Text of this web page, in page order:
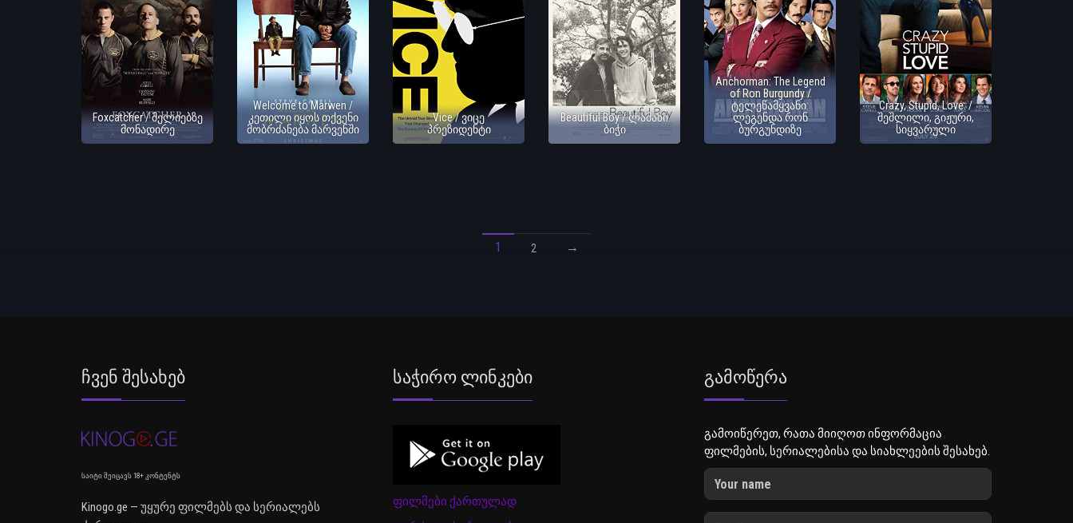
Foxcatcher / მელიებზე
მონადირე
Welcome to Marwen /
კეთილი იყოს თქვენი
მობრძანება მარვენში
Vice / ვიცე
პრეზიდენტი
Beautiful Boy / ლამაზი
ბიჭი
Anchorman: The Legend
of Ron Burgundy /
ტელეწამყვანი:
ლეგენდა რონ
ბურგუნდიზე
Crazy, Stupid, Love. /
შეშლილი, გიჟური,
სიყვარული
1 2 →
Ჩვენ Შესახებ
საიტი შეიცავს 18+ კონტენტს
Kinogo.ge — უყურე ფილმებს და სერიალებს
Საჭირო Ლინკები
ფილმები ქართულად
Გამოწერა
გამოიწერეთ, რათა მიიღოთ ინფორმაცია
ფილმების, სერიალებისა და სიახლეების შესახებ.